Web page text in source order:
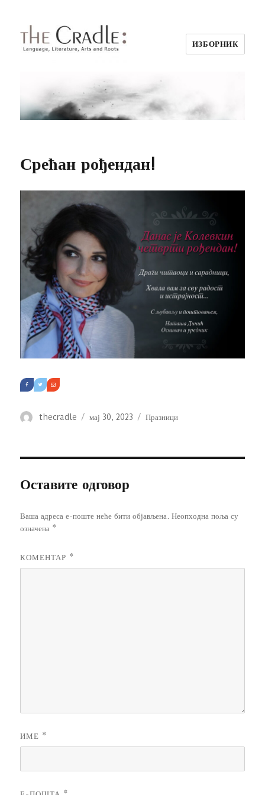
ИЗБОРНИК
Срећан рођендан!
Аутор
thecradle Објављено
мај 30, 2023 Категорије
Празници
Оставите одговор
Ваша адреса е-поште неће бити објављена. Неопходна поља су
означена *
КОМЕНТАР *
ИМЕ *